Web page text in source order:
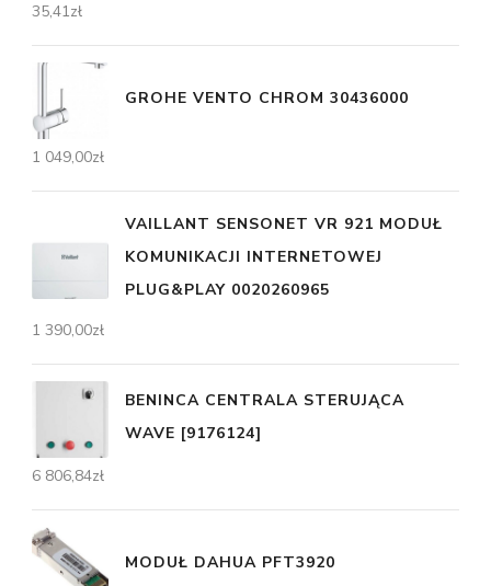
35,41zł
GROHE VENTO CHROM 30436000
1 049,00zł
VAILLANT SENSONET VR 921 MODUŁ
KOMUNIKACJI INTERNETOWEJ
PLUG&PLAY 0020260965
1 390,00zł
BENINCA CENTRALA STERUJĄCA
WAVE [9176124]
6 806,84zł
MODUŁ DAHUA PFT3920